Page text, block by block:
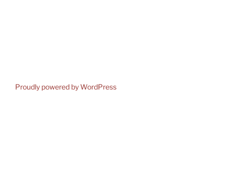
Proudly powered by WordPress